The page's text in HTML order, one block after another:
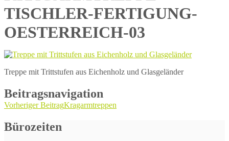
TISCHLER-FERTIGUNG-
OESTERREICH-03
Treppe mit Trittstufen aus Eichenholz und Glasgeländer
Beitragsnavigation
Vorheriger BeitragKragarmtreppen
Bürozeiten